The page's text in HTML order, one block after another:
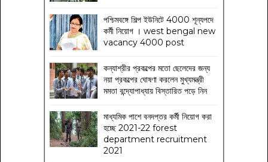
পশ্চিমবঙ্গে শিল্প ইউনিটে 4000 শূন্যপদে
কর্মী নিয়োগ । west bengal new
vacancy 4000 post
কন্যাশ্রীর প্রকল্পের মতো ছেলেদের জন্য
নয়া প্রকল্পের ঘোষণা করলেন মুখ্যমন্ত্রী
মমতা বন্দ্যোপাধ্যায় বিস্তারিত পড়ে নিন
মাধ্যমিক পাশে বনদপ্তর কর্মী নিয়োগ করা
হচ্ছে 2021-22 forest
department recruitment
2021